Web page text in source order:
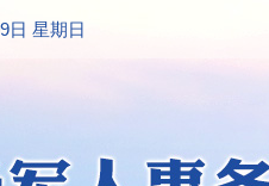
日 星期日